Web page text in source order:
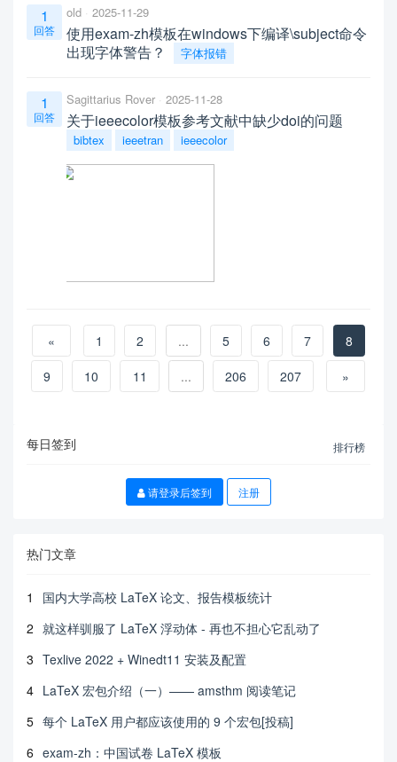
1
回答
old 2025-11-29
使用exam-zh模板在windows下编译\subject命令
出现字体警告？
字体报错
1
回答
Sagittarius Rover 2025-11-28
关于ieeecolor模板参考文献中缺少doi的问题
bibtex ieeetran ieeecolor
« 1 2 ... 5 6 7
8
9
10 11 ... 206 207 »
每日签到 排行榜
请登录后签到 注册
热门文章
1
国内大学高校 LaTeX 论文、报告模板统计
2 就这样驯服了 LaTeX 浮动体 - 再也不担心它乱动了
3 Texlive 2022 + Winedt11 安装及配置
4 LaTeX 宏包介绍（一）—— amsthm 阅读笔记
5 每个 LaTeX 用户都应该使用的 9 个宏包[投稿]
6 exam-zh：中国试卷 LaTeX 模板